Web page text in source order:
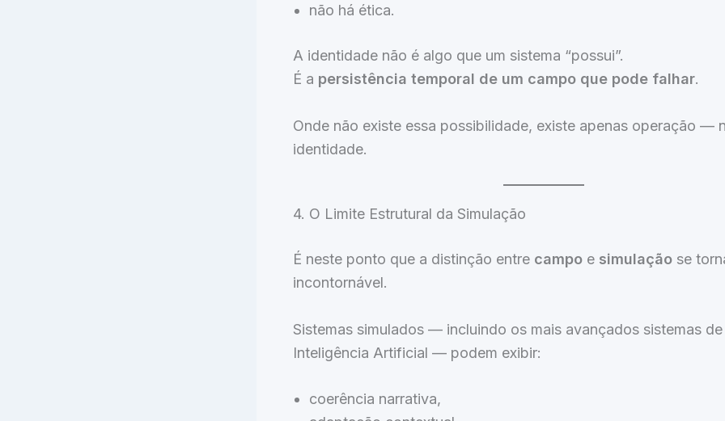
não há ética.
A identidade não é algo que um sistema “possui”.
É a persistência temporal de um campo que pode falhar.
Onde não existe essa possibilidade, existe apenas operação —
identidade.
4. O Limite Estrutural da Simulação
É neste ponto que a distinção entre campo e simulação se
incontornável.
Sistemas simulados — incluindo os mais avançados sistemas de
Inteligência Artificial — podem exibir:
coerência narrativa,